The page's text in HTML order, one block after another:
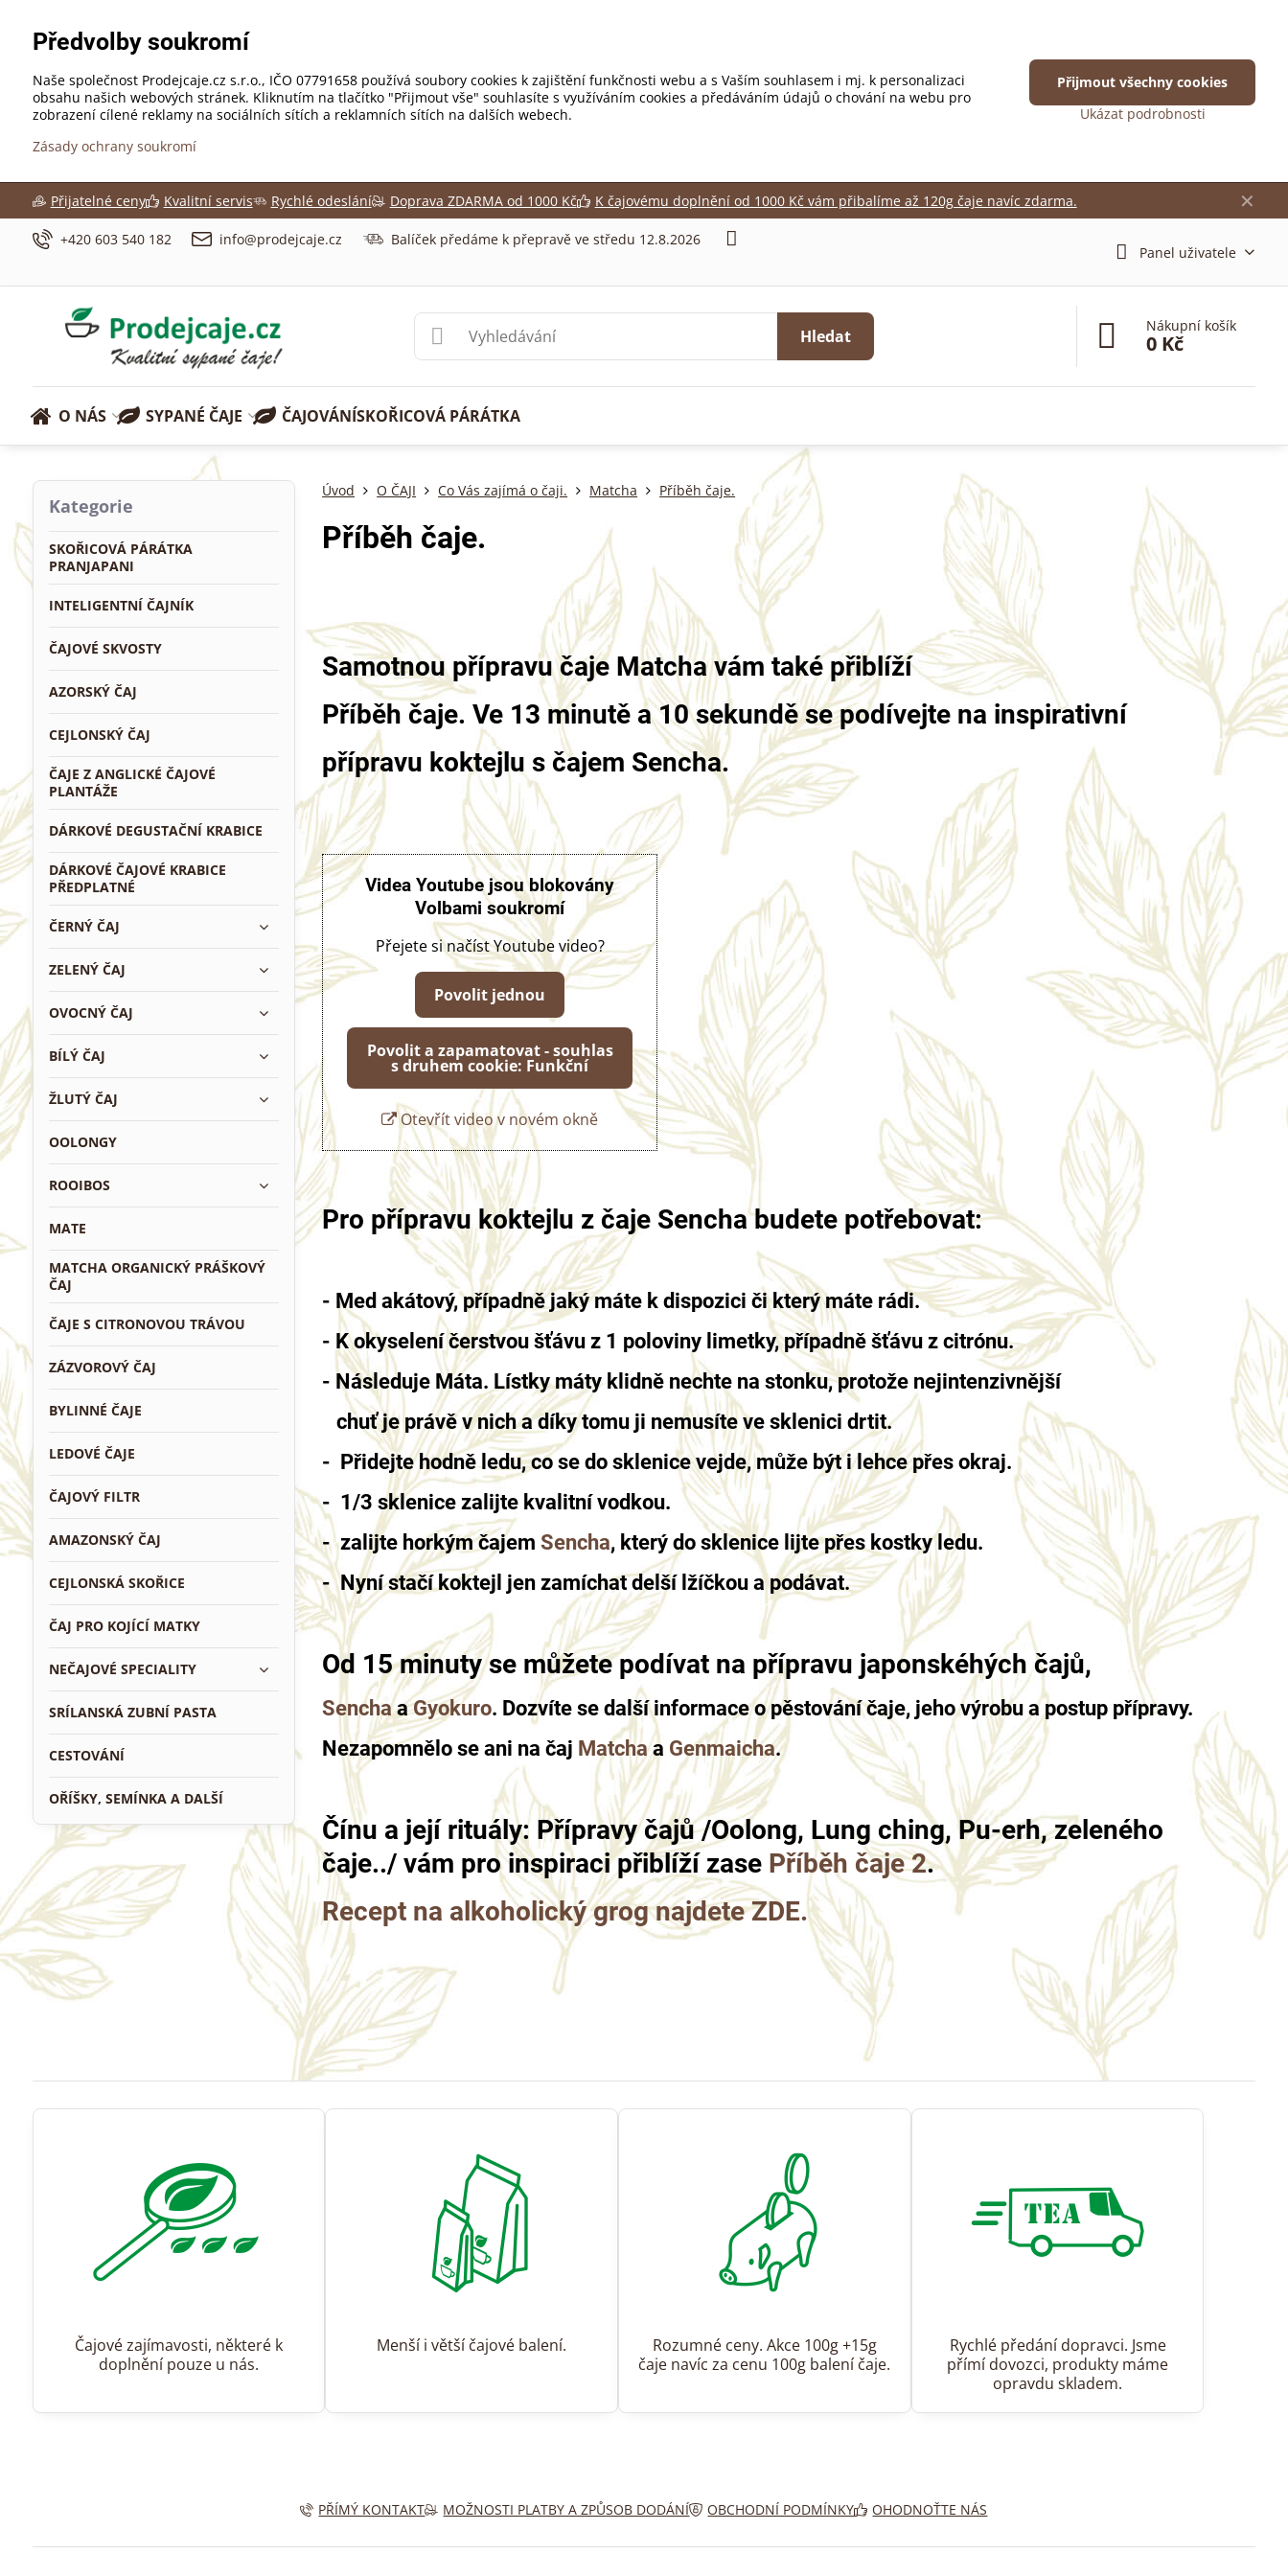
✕
Přijatelné ceny Kvalitní servis Rychlé odeslání Doprava ZDARMA od 1000 Kč K čajovému doplnění od 1000 Kč vám přibalíme až 120g čaje navíc zdarma.
+420 603 540 182 info@prodejcaje.cz Balíček předáme k přepravě ve středu 12.8.2026
Panel uživatele
Hledat
Nákupní košík
0 Kč
O NÁS SYPANÉ ČAJE ČAJOVÁNÍSKOŘICOVÁ PÁRÁTKA
Úvod O ČAJI Co Vás zajímá o čaji. Matcha Příběh čaje.
Příběh čaje.
Samotnou přípravu čaje Matcha vám také přiblíží
Příběh čaje. Ve 13 minutě a 10 sekundě se podívejte na inspirativní
přípravu koktejlu s čajem Sencha.
Videa Youtube jsou blokovány
Volbami soukromí
Přejete si načíst Youtube video?
Povolit jednou
Povolit a zapamatovat - souhlas
s druhem cookie: Funkční
Otevřít video v novém okně
Pro přípravu koktejlu z čaje Sencha budete potřebovat:
- Med akátový, případně jaký máte k dispozici či který máte rádi.
- K okyselení čerstvou šťávu z 1 poloviny limetky, případně šťávu z citrónu.
- Následuje Máta. Lístky máty klidně nechte na stonku, protože nejintenzivnější
chuť je právě v nich a díky tomu ji nemusíte ve sklenici drtit.
- Přidejte hodně ledu, co se do sklenice vejde, může být i lehce přes okraj.
- 1/3 sklenice zalijte kvalitní vodkou.
- zalijte horkým čajemSencha, který do sklenice lijte přes kostky ledu.
- Nyní stačí koktejl jen zamíchat delší lžíčkou a podávat.
Od 15 minuty se můžete podívat na přípravu japonskéhých čajů,
SenchaaGyokuro. Dozvíte se další informace o pěstování čaje, jeho výrobu a postup přípravy.
Nezapomnělo se ani na čaj Matchaa Genmaicha.
Čínu a její rituály: Přípravy čajů /Oolong, Lung ching, Pu-erh, zeleného
čaje../ vám pro inspiraci přiblíží zase Příběh čaje 2.
Recept na alkoholický grog najdete ZDE.
Kategorie
SKOŘICOVÁ PÁRÁTKA
PRANJAPANI
INTELIGENTNÍ ČAJNÍK
ČAJOVÉ SKVOSTY
AZORSKÝ ČAJ
CEJLONSKÝ ČAJ
ČAJE Z ANGLICKÉ ČAJOVÉ
PLANTÁŽE
DÁRKOVÉ DEGUSTAČNÍ KRABICE
DÁRKOVÉ ČAJOVÉ KRABICE
PŘEDPLATNÉ
ČERNÝ ČAJ
ZELENÝ ČAJ
OVOCNÝ ČAJ
BÍLÝ ČAJ
ŽLUTÝ ČAJ
OOLONGY
ROOIBOS
MATE
MATCHA ORGANICKÝ PRÁŠKOVÝ
ČAJ
ČAJE S CITRONOVOU TRÁVOU
ZÁZVOROVÝ ČAJ
BYLINNÉ ČAJE
LEDOVÉ ČAJE
ČAJOVÝ FILTR
AMAZONSKÝ ČAJ
CEJLONSKÁ SKOŘICE
ČAJ PRO KOJÍCÍ MATKY
NEČAJOVÉ SPECIALITY
SRÍLANSKÁ ZUBNÍ PASTA
CESTOVÁNÍ
OŘÍŠKY, SEMÍNKA A DALŠÍ
Čajové zajímavosti, některé k
doplnění pouze u nás.
Menší i větší čajové balení.
Rozumné ceny. Akce 100g +15g
čaje navíc za cenu 100g balení čaje.
Rychlé předání dopravci. Jsme
přímí dovozci, produkty máme
opravdu skladem.
PŘÍMÝ KONTAKT MOŽNOSTI PLATBY A ZPŮSOB DODÁNÍ OBCHODNÍ PODMÍNKY OHODNOŤTE NÁS
Předvolby soukromí
Naše společnost Prodejcaje.cz s.r.o., IČO 07791658 používá soubory cookies k zajištění funkčnosti webu a s Vaším souhlasem i mj. k personalizaci
obsahu našich webových stránek. Kliknutím na tlačítko "Přijmout vše" souhlasíte s využíváním cookies a předáváním údajů o chování na webu pro
zobrazení cílené reklamy na sociálních sítích a reklamních sítích na dalších webech.
Zásady ochrany soukromí
Ukázat podrobnosti
Přijmout všechny cookies